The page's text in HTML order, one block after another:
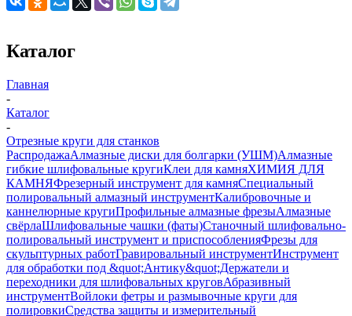
Каталог
Главная
-
Каталог
-
Отрезные круги для станков
РаспродажаАлмазные диски для болгарки (УШМ)Алмазные
гибкие шлифовальные кругиКлеи для камняХИМИЯ ДЛЯ
КАМНЯФрезерный инструмент для камняСпециальный
полировальный алмазный инструментКалибровочные и
каннелюрные кругиПрофильные алмазные фрезыАлмазные
свёрлаШлифовальные чашки (фаты)Станочный шлифовально-
полировальный инструмент и приспособленияФрезы для
скульптурных работГравировальный инструментИнструмент
для обработки под &quot;Антику&quot;Держатели и
переходники для шлифовальных круговАбразивный
инструментВойлоки фетры и размывочные круги для
полировкиСредства защиты и измерительный